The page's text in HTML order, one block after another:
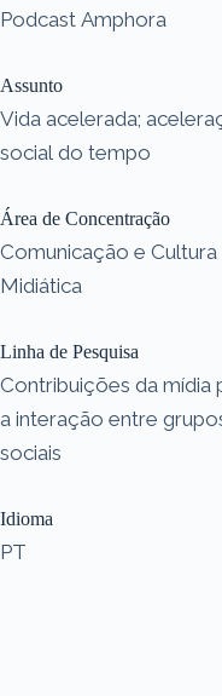
Podcast Amphora
Assunto
Vida acelerada;
social do tempo
Área de Concentração
Comunicação e Cultura
Midiática
Linha de Pesquisa
Contribuições da mídia
a interação entre
sociais
Idioma
PT